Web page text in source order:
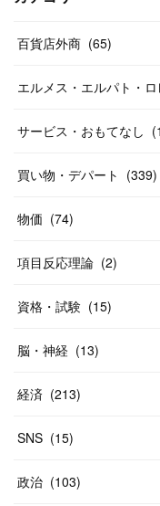
(12)
(14)
(24)
(26
(20)
(14
(46
(38)
(20
(31
58)
10
(46)
(20
百貨店外商 (65)
エルメス・エルパト・
サービス・おもてなし (
買い物・デパート (339)
物価 (74)
項目反応理論 (2)
資格・試験 (15)
脳・神経 (13)
経済 (213)
SNS (15)
政治 (103)